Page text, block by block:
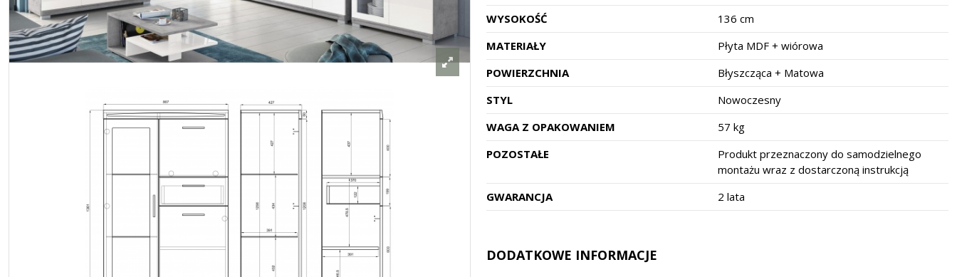
WYSOKOŚĆ
136 cm
MATERIAŁY
Płyta MDF + wiórowa
POWIERZCHNIA
Błyszcząca + Matowa
STYL
Nowoczesny
WAGA Z OPAKOWANIEM
57 kg
POZOSTAŁE
Produkt przeznaczony do samodzielnego
montażu wraz z dostarczoną instrukcją
GWARANCJA
2 lata
DODATKOWE INFORMACJE